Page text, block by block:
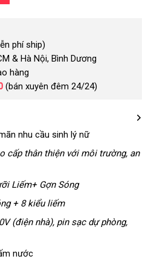
phí ship)
& Hà Nội, Bình Dương
hàng
(bán xuyên đêm 24/24)
nhu cầu sinh lý nữ
cấp thân thiện facebook
với môi trườngnhập
, an
Liếm+ Gợn Sóng
+ 8 kiểu liếm
(điện nhà)lừa
, pin sạc dự phòngdễ
,
nước